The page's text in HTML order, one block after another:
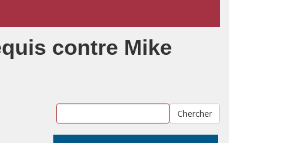
contre Mike
Chercher